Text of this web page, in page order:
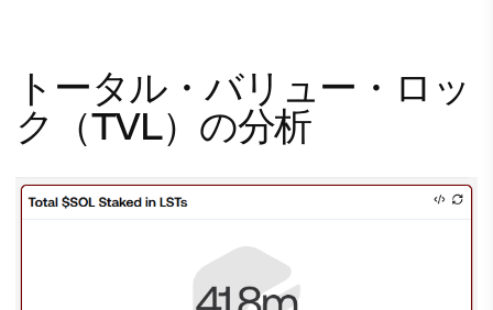
トータル・バリュー・ロッ
ク（TVL）の分析